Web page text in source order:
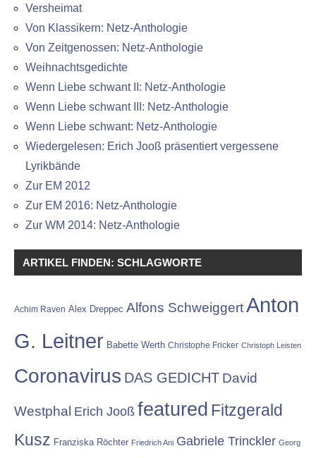
Versheimat
Von Klassikern: Netz-Anthologie
Von Zeitgenossen: Netz-Anthologie
Weihnachtsgedichte
Wenn Liebe schwant II: Netz-Anthologie
Wenn Liebe schwant III: Netz-Anthologie
Wenn Liebe schwant: Netz-Anthologie
Wiedergelesen: Erich Jooß präsentiert vergessene
Lyrikbände
Zur EM 2012
Zur EM 2016: Netz-Anthologie
Zur WM 2014: Netz-Anthologie
ARTIKEL FINDEN: SCHLAGWORTE
Achim Raven Alex Dreppec Alfons SchweiggertAnton
G. Leitner Babette Werth Christophe Fricker Christoph Leisten
Coronavirus DAS GEDICHT David
Westphal Erich Jooß featured Fitzgerald
Kusz Franziska Röchter Friedrich Ani Gabriele Trinckler Georg